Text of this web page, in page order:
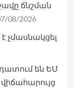
ճնշման
08/2026
չմասնակցել
են ԵՄ